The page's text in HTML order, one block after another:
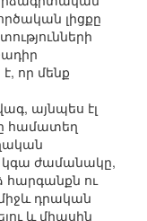
լիցքը
որ մենք
այնպես էլ
համատեղ
կգա ժամանակը,
հարգանքն ու
դրական
և միասին